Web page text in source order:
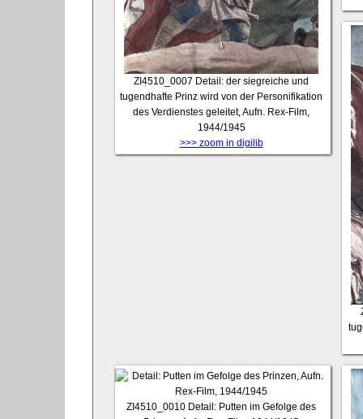
ZI4510_0007 Detail: der siegreiche und
tugendhafte Prinz wird von der Personifikation
des Verdienstes geleitet, Aufn. Rex-Film,
1944/1945
>>> zoom in digilib
ZI4510_0010 Detail: Putten im Gefolge des